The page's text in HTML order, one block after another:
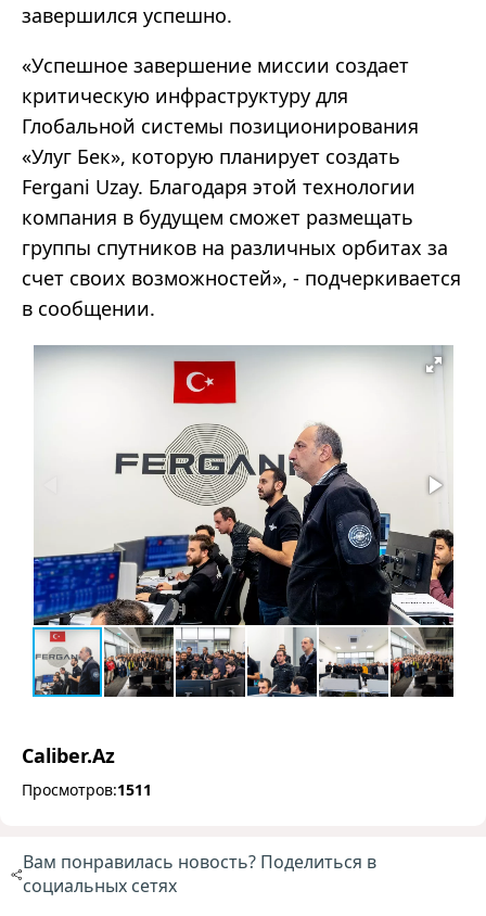
завершился успешно.
«Успешное завершение миссии создает
критическую инфраструктуру для
Глобальной системы позиционирования
«Улуг Бек», которую планирует создать
Fergani Uzay. Благодаря этой технологии
компания в будущем сможет размещать
группы спутников на различных орбитах за
счет своих возможностей», - подчеркивается
в сообщении.
Caliber.Az
Просмотров:1511
Вам понравилась новость? Поделиться в
социальных сетях